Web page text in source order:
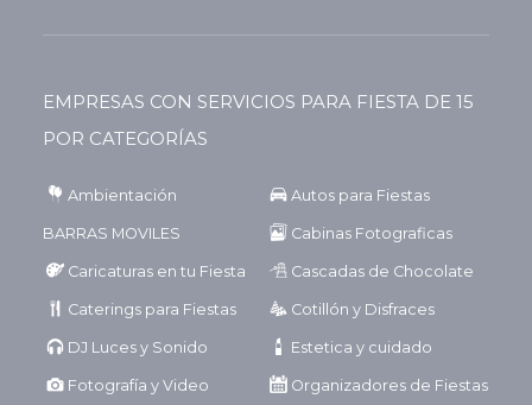
EMPRESAS CON SERVICIOS PARA FIESTA DE 15
POR CATEGORÍAS
Ambientación Autos para Fiestas
BARRAS MOVILES Cabinas Fotograficas
Caricaturas en tu Fiesta Cascadas de Chocolate
Caterings para Fiestas Cotillón y Disfraces
DJ Luces y Sonido Estetica y cuidado
Fotografía y Video Organizadores de Fiestas